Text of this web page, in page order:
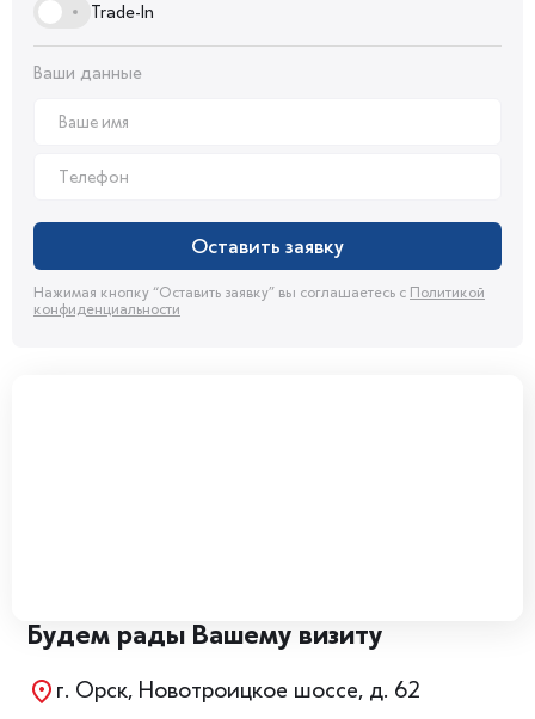
Trade-In
Ваши данные
Оставить заявку
Нажимая кнопку “Оставить заявку” вы соглашаетесь с Политикой
конфиденциальности
Будем рады Вашему визиту
г. Орск, Новотроицкое шоссе, д. 62